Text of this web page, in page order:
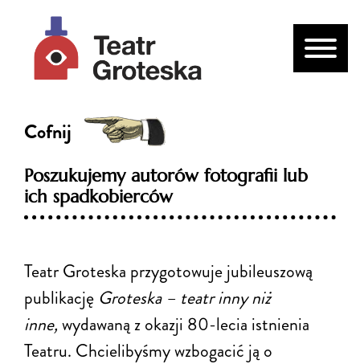
Cofnij
Poszukujemy autorów fotografii lub
ich spadkobierców
Teatr Groteska przygotowuje jubileuszową
publikację Groteska – teatr inny niż
inne,wydawaną z okazji 80-lecia istnienia
Teatru. Chcielibyśmy wzbogacić ją o